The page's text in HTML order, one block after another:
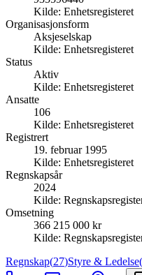
Kilde: Enhetsregisteret
Organisasjonsform
Aksjeselskap
Kilde: Enhetsregisteret
Status
Aktiv
Kilde: Enhetsregisteret
Ansatte
106
Kilde: Enhetsregisteret
Registrert
19. februar 1995
Kilde: Enhetsregisteret
Regnskapsår
2024
Kilde:
Omsetning
366 215 000 kr
Kilde:
Regnskap(27)Styre & Ledelse(